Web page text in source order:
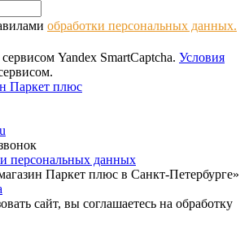
обработки персональных данных.
Yandex SmartCaptcha. Условия
персональных данных
Паркет плюс в Санкт-Петербурге»
сайт, вы соглашаетесь на обработку